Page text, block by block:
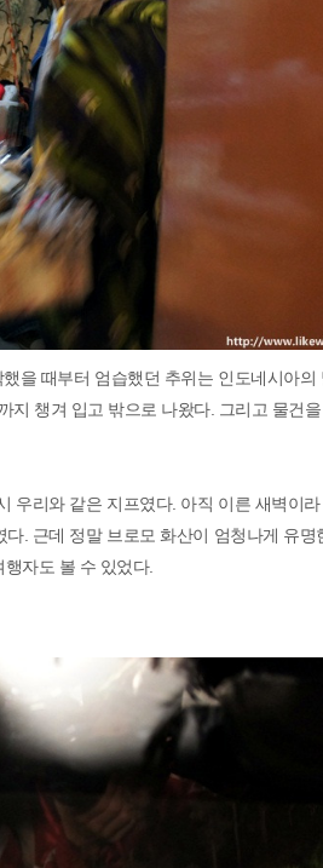
을 때부터 엄습했던 추위는 인도네시아의
챙겨 입고 밖으로 나왔다. 그리고 물건
우리와 같은 지프였다. 아직 이른 새벽이
. 근데 정말 브로모 화산이 엄청나게 유
자도 볼 수 있었다.